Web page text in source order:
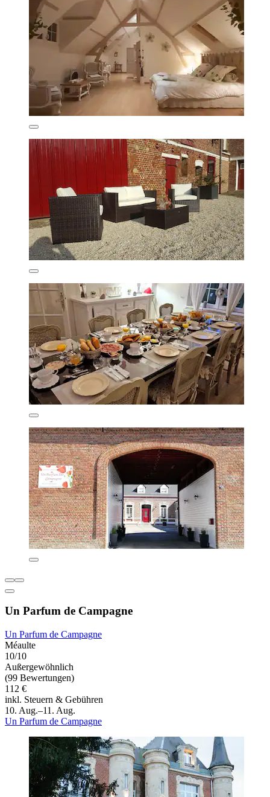
Un Parfum de Campagne
Un Parfum de Campagne
Méaulte
10/10
Außergewöhnlich
(99 Bewertungen)
112 €
inkl. Steuern & Gebühren
10. Aug.–11. Aug.
Un Parfum de Campagne